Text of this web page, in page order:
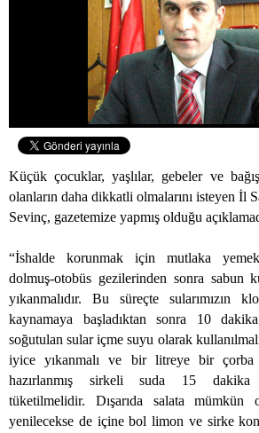
Küçük çocuklar, yaşlılar, gebeler ve
olanların daha dikkatli olmalarını isteyen İl
Sevinç, gazetemize yapmış olduğu
“İshalde korunmak için mutlaka
dolmuş-otobüs gezilerinden sonra sabun
yıkanmalıdır. Bu süreçte sularımızın
kaynamaya başladıktan sonra 10 dakika
soğutulan sular içme suyu olarak
iyice yıkanmalı ve bir litreye bir çorba
hazırlanmış sirkeli suda 15 dakika
tüketilmelidir. Dışarıda salata mümkün
yenilecekse de içine bol limon ve sirke